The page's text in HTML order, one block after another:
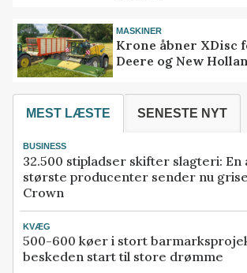
MASKINER
Krone åbner XDisc
Deere og New
MEST LÆSTE SENESTE NYT
BUSINESS
32.500 stipladser skifter slagteri: En
største producenter sender nu
Crown
KVÆG
500-600 køer i stort
beskeden start til store drømme